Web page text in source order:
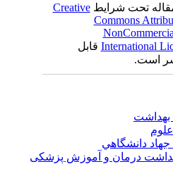
تحت شرایط Creative
Commons
قابل
است.
دانشگاهي
درمان و آموزش پزشکی